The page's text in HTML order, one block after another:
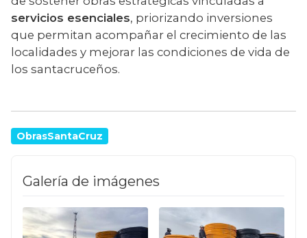
servicios esenciales, priorizando inversiones
que permitan acompañar el crecimiento de las
localidades y mejorar las condiciones de vida de
los santacruceños.
ObrasSantaCruz
Galería de imágenes